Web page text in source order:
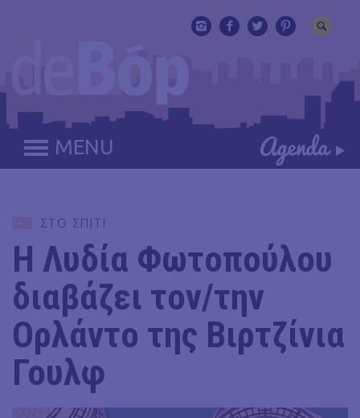
MENU
ΣΤΟ ΣΠΙΤΙ
H Λυδία Φωτοπούλου
διαβάζει τον/την
Ορλάντο της Βιρτζίνια
Γουλφ